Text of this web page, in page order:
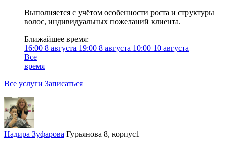
Выполняется с учётом особенности роста и структуры
волос, индивидуальных пожеланий клиента.
Ближайшее время:
16:00 8 августа 19:00 8 августа 10:00 10 августа
Все
время
Все услуги Записаться
Надира Зуфарова Гурьянова 8, корпус1